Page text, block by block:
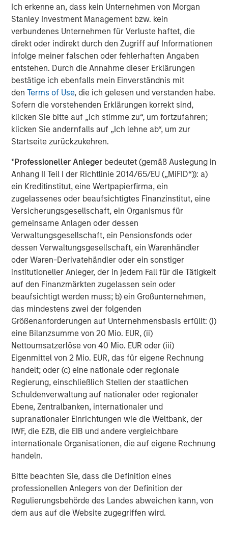
Ich erkenne an, dass kein Unternehmen von Morgan
Stanley Investment Management bzw. kein
verbundenes Unternehmen für Verluste haftet, die
direkt oder indirekt durch den Zugriff auf Informationen
infolge meiner falschen oder fehlerhaften Angaben
entstehen. Durch die Annahme dieser Erklärungen
bestätige ich ebenfalls mein Einverständnis mit
denTerms of Use, die ich gelesen und verstanden habe.
Sofern die vorstehenden Erklärungen korrekt sind,
klicken Sie bitte auf „Ich stimme zu“, um fortzufahren;
klicken Sie andernfalls auf „Ich lehne ab“, um zur
Startseite zurückzukehren.
*Professioneller Anleger bedeutet (gemäß Auslegung in
Anhang II Teil I der Richtlinie 2014/65/EU („MiFID“)): a)
ein Kreditinstitut, eine Wertpapierfirma, ein
zugelassenes oder beaufsichtigtes Finanzinstitut, eine
Versicherungsgesellschaft, ein Organismus für
gemeinsame Anlagen oder dessen
Verwaltungsgesellschaft, ein Pensionsfonds oder
dessen Verwaltungsgesellschaft, ein Warenhändler
oder Waren-Derivatehändler oder ein sonstiger
institutioneller Anleger, der in jedem Fall für die Tätigkeit
auf den Finanzmärkten zugelassen sein oder
beaufsichtigt werden muss; b) ein Großunternehmen,
das mindestens zwei der folgenden
Größenanforderungen auf Unternehmensbasis erfüllt: (i)
eine Bilanzsumme von 20 Mio. EUR, (ii)
Nettoumsatzerlöse von 40 Mio. EUR oder (iii)
Eigenmittel von 2 Mio. EUR, das für eigene Rechnung
handelt; oder (c) eine nationale oder regionale
Regierung, einschließlich Stellen der staatlichen
Schuldenverwaltung auf nationaler oder regionaler
Ebene, Zentralbanken, internationaler und
supranationaler Einrichtungen wie die Weltbank, der
IWF, die EZB, die EIB und andere vergleichbare
internationale Organisationen, die auf eigene Rechnung
handeln.
Bitte beachten Sie, dass die Definition eines
professionellen Anlegers von der Definition der
Regulierungsbehörde des Landes abweichen kann, von
dem aus auf die Website zugegriffen wird.
The Author
Jim Caron
Managing Director
Vorgestellte Einblicke
ARTIKEL
Real Estate Midyear Outlook:
Constructive Amid Fluid Backdrop
The current macroenvironment remains resilient
despite elevated volatility and divergence across
markets. As inflation and energy prices keep
central banks hawkish, real estate continues to
offer attractive relative value, supported by a
25% repricing, durable income streams, and
constrained supply. In this environment,
investing remain critical.